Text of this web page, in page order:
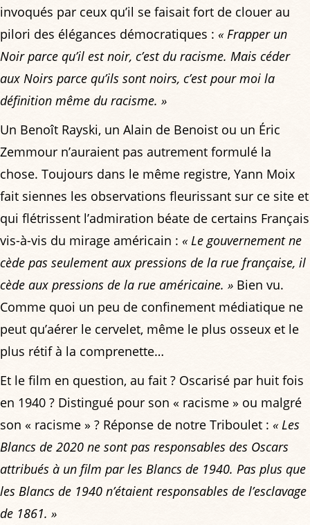
invoqués par ceux qu’il se faisait fort de clouer au
pilori des élégances démocratiques : « Frapper un
Noir parce qu’il est noir, c’est du racisme. Mais céder
aux Noirs parce qu’ils sont noirs, c’est pour moi la
définition même du racisme. »
Un Benoît Rayski, un Alain de Benoist ou un Éric
Zemmour n’auraient pas autrement formulé la
chose. Toujours dans le même registre, Yann Moix
fait siennes les observations fleurissant sur ce site et
qui flétrissent l’admiration béate de certains Français
vis-à-vis du mirage américain : « Le gouvernement ne
cède pas seulement aux pressions de la rue française, il
cède aux pressions de la rue américaine. » Bien vu.
Comme quoi un peu de confinement médiatique ne
peut qu’aérer le cervelet, même le plus osseux et le
plus rétif à la comprenette…
Et le film en question, au fait ? Oscarisé par huit fois
en 1940 ? Distingué pour son « racisme » ou malgré
son « racisme » ? Réponse de notre Triboulet : « Les
Blancs de 2020 ne sont pas responsables des Oscars
attribués à un film par les Blancs de 1940. Pas plus que
les Blancs de 1940 n’étaient responsables de l’esclavage
de 1861. »